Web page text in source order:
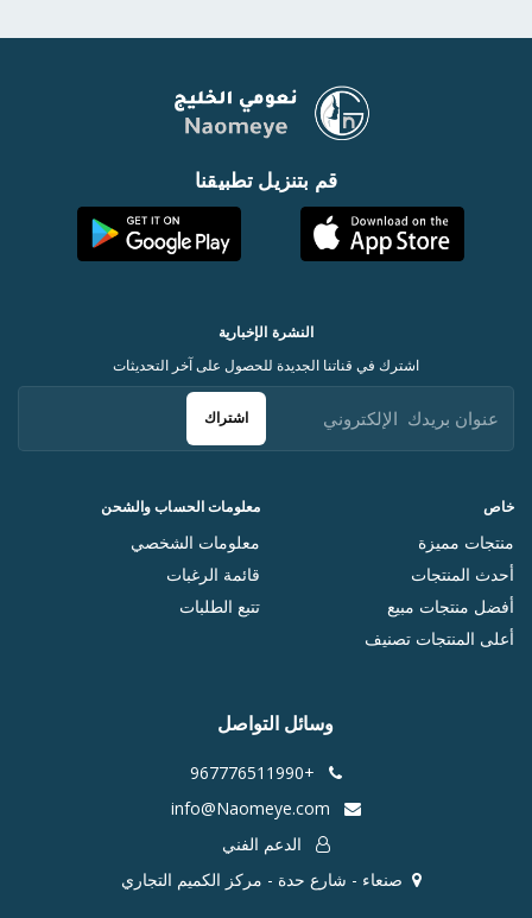
قم بتنزيل تطبيقنا
خاص
منتجات مميزة
أحدث المنتجات
أفضل منتجات مبيع
أعلى المنتجات تصنيف
معلومات الحساب والشحن
معلومات الشخصي
قائمة الرغبات
تتبع الطلبات
النشرة الإخبارية
اشترك في قناتنا الجديدة للحصول على آخر التحديثات
اشتراك
وسائل التواصل
+967776511990
الدعم الفني
صنعاء - شارع حدة - مركز الكميم التجاري